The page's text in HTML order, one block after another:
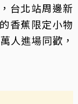
台北站周邊新
香蕉限定小物
人進場同歡，